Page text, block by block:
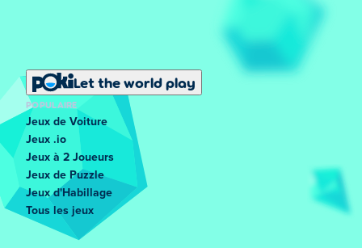
Let the world play
POPULAIRE
Jeux de Voiture
Jeux .io
Jeux à 2 Joueurs
Jeux de Puzzle
Jeux d'Habillage
Tous les jeux